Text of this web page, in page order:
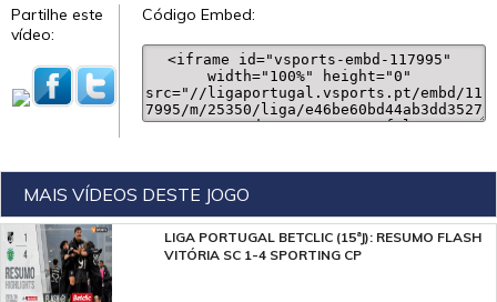
Partilhe este
vídeo:
Código Embed:
MAIS VÍDEOS DESTE JOGO
LIGA PORTUGAL BETCLIC (15ªJ): RESUMO FLASH
VITÓRIA SC 1-4 SPORTING CP